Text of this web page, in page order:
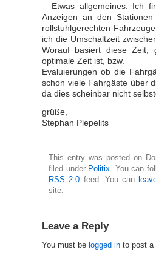
– Etwas allgemeines: Ich
Anzeigen an den
rollstuhlgerechten
ich die Umschaltzeit
Worauf basiert diese Zeit,
optimale Zeit ist, bzw.
Evaluierungen ob die
schon viele Fahrgäste über
da dies scheinbar nicht
grüße,
Stephan Plepelits
This entry was posted on
filed under Politix. You can
RSS 2.0 feed. You can
site.
Leave a Reply
You must be logged in to post a